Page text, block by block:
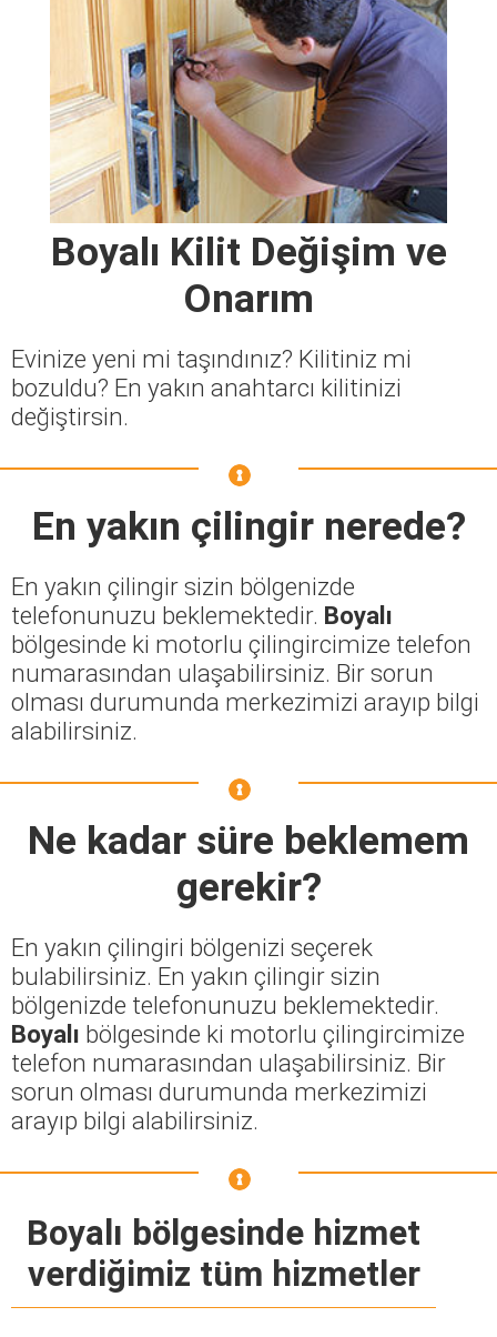
Boyalı Kilit Değişim ve
Onarım
Evinize yeni mi taşındınız? Kilitiniz mi
bozuldu? En yakın anahtarcı kilitinizi
değiştirsin.
En yakın çilingir nerede?
En yakın çilingir sizin bölgenizde
telefonunuzu beklemektedir. Boyalı
bölgesinde ki motorlu çilingircimize telefon
numarasından ulaşabilirsiniz. Bir sorun
olması durumunda merkezimizi arayıp bilgi
alabilirsiniz.
Ne kadar süre beklemem
gerekir?
En yakın çilingiri bölgenizi seçerek
bulabilirsiniz. En yakın çilingir sizin
bölgenizde telefonunuzu beklemektedir.
Boyalı bölgesinde ki motorlu çilingircimize
telefon numarasından ulaşabilirsiniz. Bir
sorun olması durumunda merkezimizi
arayıp bilgi alabilirsiniz.
Boyalı bölgesinde hizmet
verdiğimiz tüm hizmetler